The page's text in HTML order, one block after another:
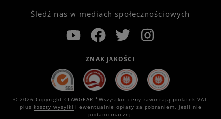
Śledź nas w mediach społecznościowych
ZNAK JAKOŚCI
© 2026 Copyright CLAWGEAR *Wszystkie ceny zawierają podatek VAT
plus koszty wysyłki i ewentualnie opłaty za pobraniem, jeśli nie
podano inaczej.